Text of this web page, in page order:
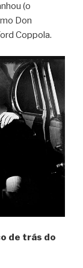
(o
Don
Coppola.
de trás do